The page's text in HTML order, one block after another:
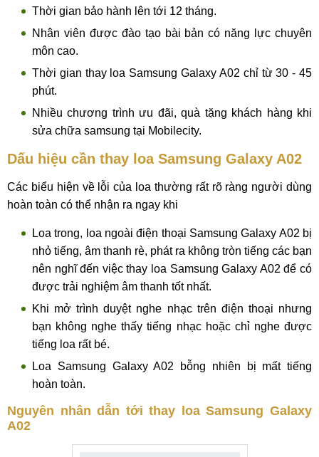
Thời gian bảo hành lên tới 12 tháng.
Nhân viên được đào tạo bài bản có năng lực chuyên
môn cao.
Thời gian thay loa Samsung Galaxy A02 chỉ từ 30 - 45
phút.
Nhiều chương trình ưu đãi, quà tặng khách hàng khi
sửa chữa samsung tại Mobilecity.
Dấu hiệu cần thay loa Samsung Galaxy A02
Các biểu hiện về lỗi của loa thường rất rõ ràng người dùng
hoàn toàn có thể nhận ra ngay khi
Loa trong, loa ngoài điện thoại Samsung Galaxy A02 bị
nhỏ tiếng, âm thanh rè, phát ra không tròn tiếng các bạn
nên nghĩ đến việc thay loa Samsung Galaxy A02 để có
được trải nghiệm âm thanh tốt nhất.
Khi mở trình duyệt nghe nhạc trên điện thoại nhưng
bạn không nghe thấy tiếng nhạc hoặc chỉ nghe được
tiếng loa rất bé.
Loa Samsung Galaxy A02 bỗng nhiên bị mất tiếng
hoàn toàn.
Nguyên nhân dẫn tới thay loa Samsung Galaxy
A02